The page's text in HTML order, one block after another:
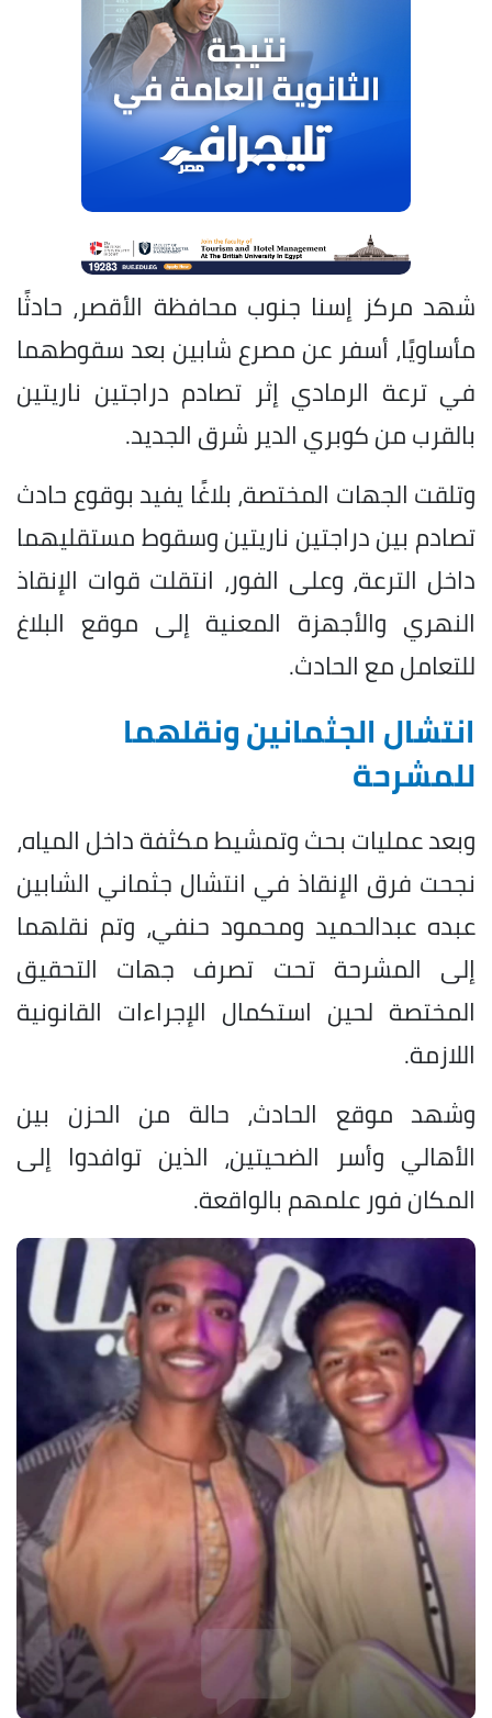
شهد مركز إسنا جنوب محافظة الأقصر، حادثًا
مأساويًا، أسفر عن مصرع شابين بعد سقوطهما
في ترعة الرمادي إثر تصادم دراجتين ناريتين
بالقرب من كوبري الدير شرق الجديد.
وتلقت الجهات المختصة، بلاغًا يفيد بوقوع حادث
تصادم بين دراجتين ناريتين وسقوط مستقليهما
داخل الترعة، وعلى الفور، انتقلت قوات الإنقاذ
النهري والأجهزة المعنية إلى موقع البلاغ
للتعامل مع الحادث.
انتشال الجثمانين ونقلهما
للمشرحة
وبعد عمليات بحث وتمشيط مكثفة داخل المياه،
نجحت فرق الإنقاذ في انتشال جثماني الشابين
عبده عبدالحميد ومحمود حنفي، وتم نقلهما
إلى المشرحة تحت تصرف جهات التحقيق
المختصة لحين استكمال الإجراءات القانونية
اللازمة.
وشهد موقع الحادث، حالة من الحزن بين
الأهالي وأسر الضحيتين، الذين توافدوا إلى
المكان فور علمهم بالواقعة.